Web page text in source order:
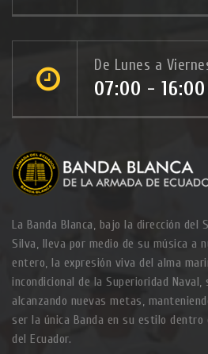
De Lunes a
07:00 - 16:00
La Banda Blanca, bajo la dirección del
Silva, lleva por medio de su música a
entero, la expresión viva del alma
incondicional de la Superioridad
alcanzando nuevas metas,
ser la única Banda en su estilo dentro
del Ecuador.